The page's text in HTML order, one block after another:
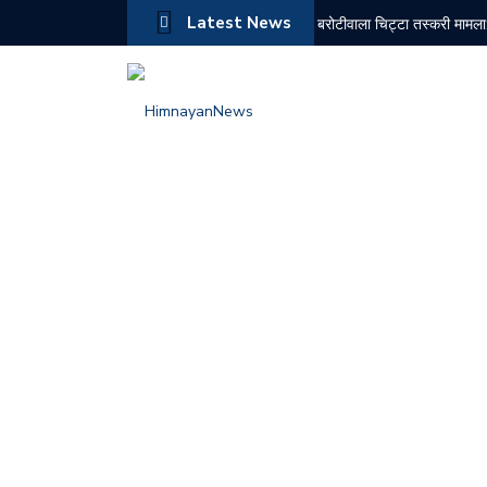
Latest News बरोटीवाला चिट्टा तस्करी